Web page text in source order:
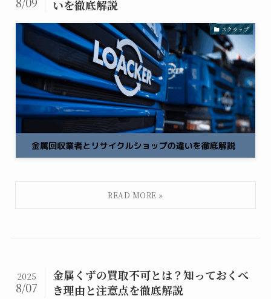
いを徹底解説
スクラップ
金属くずの買取不可とは？知っておくべ
き理由と注意点を徹底解説
2025
8/07